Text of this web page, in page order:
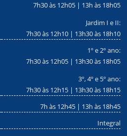
7h30 às 12h05 | 13h às 18h05
Jardim I e II:
7h30 às 12h10 | 13h30 às 18h10
1º e 2º ano:
7h30 às 12h05 | 13h30 às 18h05
3º, 4º e 5º ano:
7h30 às 12h15 | 13h30 às 18h15
7h às 12h45 | 13h às 18h45
Integral